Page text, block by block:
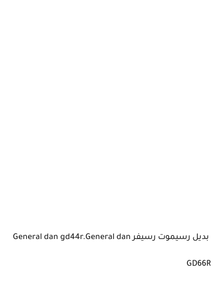
بديل رسيموت رسيفر General dan gd44r.General dan
GD66R